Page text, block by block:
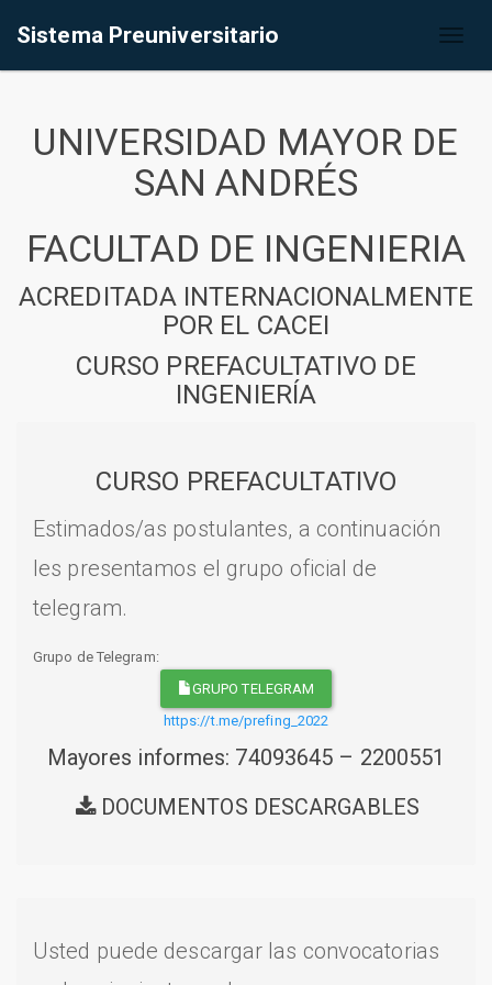
Sistema Preuniversitario
UNIVERSIDAD MAYOR DE
SAN ANDRÉS
FACULTAD DE INGENIERIA
ACREDITADA INTERNACIONALMENTE
POR EL CACEI
CURSO PREFACULTATIVO DE
INGENIERÍA
CURSO PREFACULTATIVO
Estimados/as postulantes, a continuación
les presentamos el grupo oficial de
telegram.
Grupo de Telegram:
GRUPO TELEGRAM
https://t.me/prefing_2022
Mayores informes: 74093645 – 2200551
DOCUMENTOS DESCARGABLES
Usted puede descargar las convocatorias